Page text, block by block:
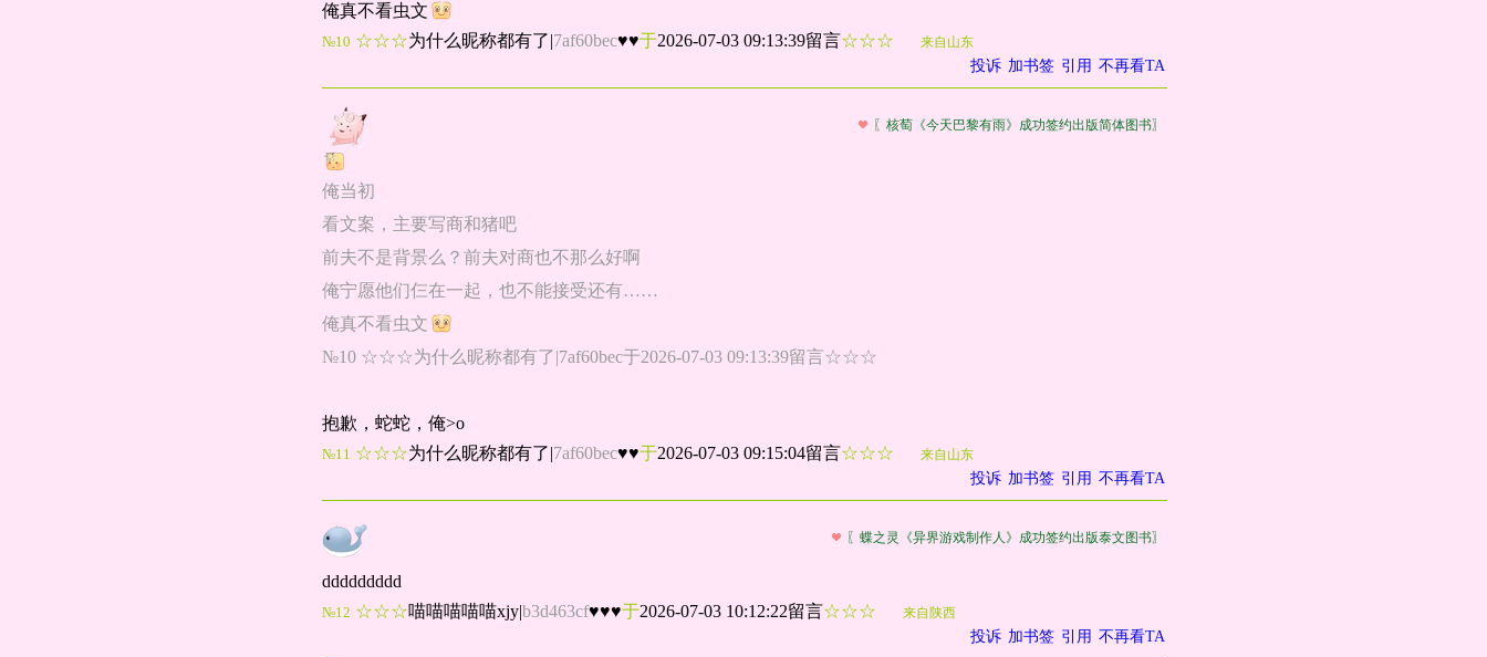
俺真不看虫文
№10 ☆☆☆为什么昵称都有了|7af60bec♥♥于2026-07-03 09:13:39留言☆☆☆ 来自山东
投诉 加书签 引用 不再看TA
〖核萄《今天巴黎有雨》成功签约出版简体图书〗
俺当初
看文案，主要写商和猪吧
前夫不是背景么？前夫对商也不那么好啊
俺宁愿他们仨在一起，也不能接受还有……
俺真不看虫文
№10 ☆☆☆为什么昵称都有了|7af60bec于2026-07-03 09:13:39留言☆☆☆
抱歉，蛇蛇，俺>o
№11 ☆☆☆为什么昵称都有了|7af60bec♥♥于2026-07-03 09:15:04留言☆☆☆ 来自山东
投诉 加书签 引用 不再看TA
〖蝶之灵《异界游戏制作人》成功签约出版泰文图书〗
ddddddddd
№12 ☆☆☆喵喵喵喵喵xjy|b3d463cf♥♥♥于2026-07-03 10:12:22留言☆☆☆ 来自陕西
投诉 加书签 引用 不再看TA